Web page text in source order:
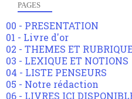
PAGES
00 - PRESENTATION
01 - Livre d'or
02 - THEMES ET
03 - LEXIQUE ET NOTIONS
04 - LISTE PENSEURS
05 - Notre rédaction
06 - LIVRES ICI